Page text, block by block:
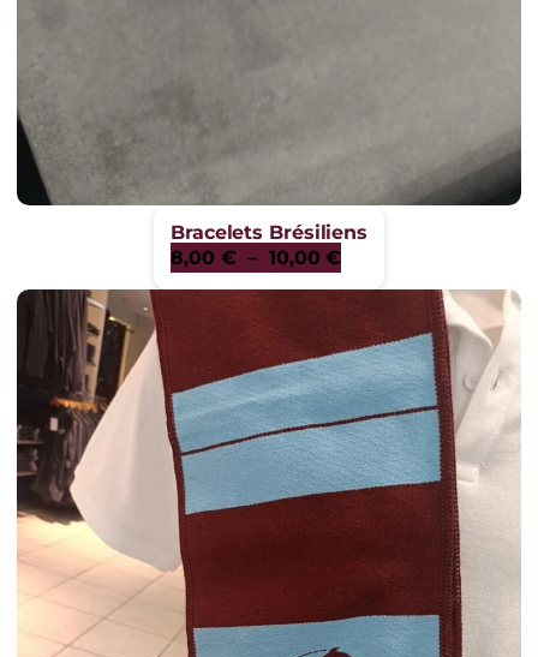
Bracelets Brésiliens
8,00 € – 10,00€Plage
de
8,00 €
à
10,00 €